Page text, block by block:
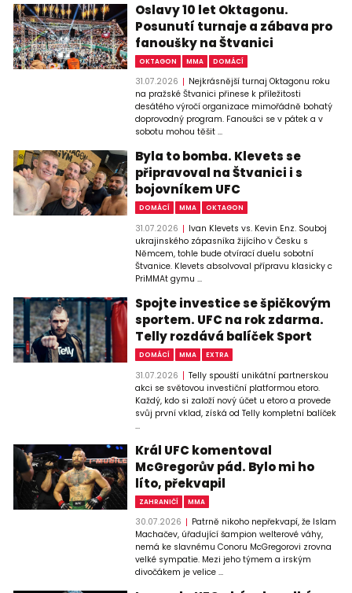
Oslavy 10 let Oktagonu.
Posunutí turnaje a zábava pro
fanoušky na Štvanici
OKTAGON MMA DOMÁCÍ
31.07.2026
Nejkrásnější turnaj Oktagonu roku
na pražské Štvanici přinese k příležitosti
desátého výročí organizace mimořádně bohatý
doprovodný program. Fanoušci se v pátek a v
sobotu mohou těšit ...
Byla to bomba. Klevets se
připravoval na Štvanici i s
bojovníkem UFC
DOMÁCÍ MMA OKTAGON
31.07.2026
Ivan Klevets vs. Kevin Enz. Souboj
ukrajinského zápasníka žijícího v Česku s
Němcem, tohle bude otvírací duelu sobotní
Štvanice. Klevets absolvoval přípravu klasicky c
PriMMAt gymu ...
Spojte investice se špičkovým
sportem. UFC na rok zdarma.
Telly rozdává balíček Sport
DOMÁCÍ MMA EXTRA
31.07.2026
Telly spouští unikátní partnerskou
akci se světovou investiční platformou etoro.
Každý, kdo si založí nový účet u etoro a provede
svůj první vklad, získá od Telly kompletní balíček
...
Král UFC komentoval
McGregorův pád. Bylo mi ho
líto, překvapil
ZAHRANIČÍ MMA
30.07.2026
Patrně nikoho nepřekvapí, že Islam
Machačev, úřadující šampion welterové váhy,
nemá ke slavnému Conoru McGregorovi zrovna
velké sympatie. Mezi jeho týmem a irským
divočákem je velice ...